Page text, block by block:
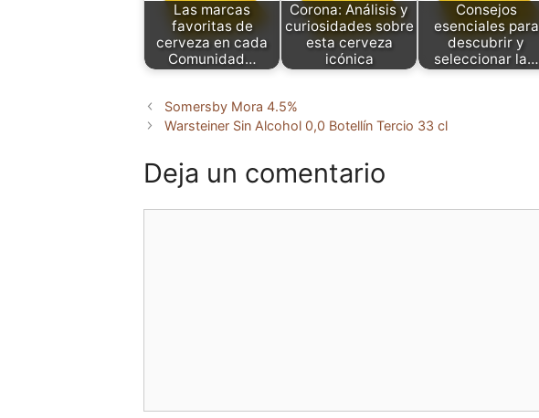
Las marcas
favoritas de
cerveza en cada
Comunidad…
Corona: Análisis y
curiosidades sobre
esta cerveza
icónica
Consejos
esenciales para
descubrir y
seleccionar la…
Somersby Mora 4.5%
Warsteiner Sin Alcohol 0,0 Botellín Tercio 33 cl
Deja un comentario